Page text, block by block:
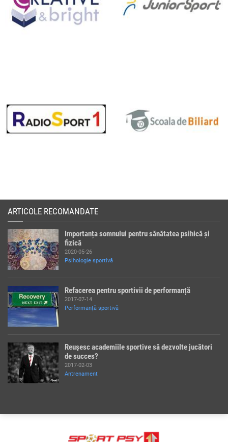
ARTICOLE RECOMANDATE
Importanța somnului pentru sănătatea psihică și
fizică
2020-05-26
Psihologie sportivă
Refacerea pentru sportivii de performanță
2017-07-14
Performanță sportivă
Reuşesc academiile sportive să dezvolte jucători
de succes?
2017-02-03
Antrenament